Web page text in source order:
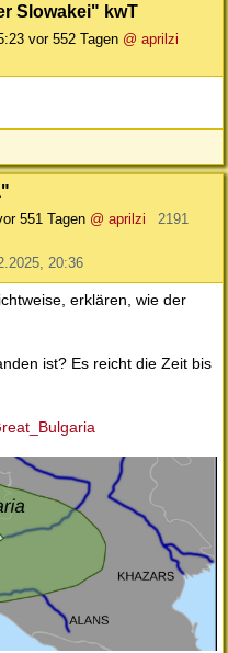
Slowakei" kwT
vor 552 Tagen @ aprilzi
551 Tagen @ aprilzi
2191
20:36
erklären, wie der
ist? Es reicht die Zeit bis